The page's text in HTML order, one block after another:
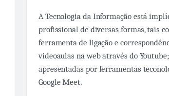
A Tecnologia da Informação está
profissional de diversas formas, tais
ferramenta de ligação e
videoaulas na web através do
apresentadas por ferramentas
Google Meet.